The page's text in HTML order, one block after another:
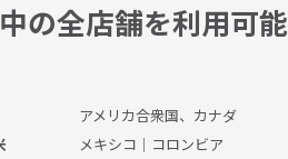
の全店舗を利用可能
アメリカ合衆国、カナダ
メキシコ ｜ コロンビア